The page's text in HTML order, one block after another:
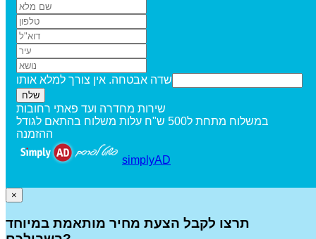
שדה אבטחה. אין צורך למלא אותו
שירות מחדרה ועד פאתי רחובות
במשלוח מתחת ל500 ש"ח עלות משלוח בהתאם לגודל
ההזמנה
simplyAD
×
תרצו לקבל הצעת מחיר מותאמת במיוחד